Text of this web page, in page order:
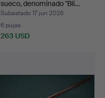
sueco, denominado "Bli…
Subastado 17 jun 2026
6 pujas
263 USD